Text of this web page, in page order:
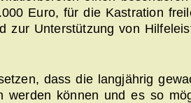
Euro, für die Kastration
zur Unterstützung von
dass die langjährig
werden können und es so